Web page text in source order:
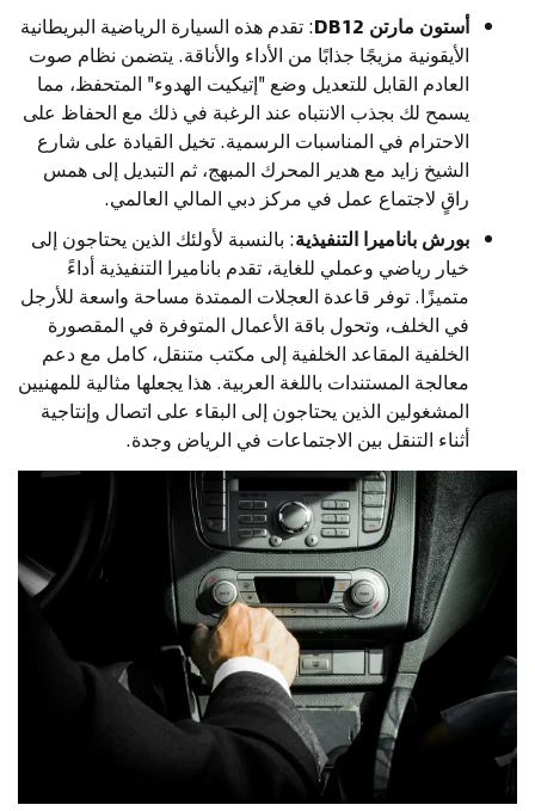
أستون مارتن DB12
: تقدم هذه السيارة الرياضية البريطانية
الأيقونية مزيجًا جذابًا من الأداء والأناقة. يتضمن نظام صوت
العادم القابل للتعديل وضع "إتيكيت الهدوء" المتحفظ، مما
يسمح لك بجذب الانتباه عند الرغبة في ذلك مع الحفاظ على
الاحترام في المناسبات الرسمية. تخيل القيادة على شارع
الشيخ زايد مع هدير المحرك المبهج، ثم التبديل إلى همس
راقٍ لاجتماع عمل في مركز دبي المالي العالمي.
بورش باناميرا التنفيذية: بالنسبة لأولئك الذين يحتاجون إلى
خيار رياضي وعملي للغاية، تقدم باناميرا التنفيذية أداءً
متميزًا. توفر قاعدة العجلات الممتدة مساحة واسعة للأرجل
في الخلف، وتحول باقة الأعمال المتوفرة في المقصورة
الخلفية المقاعد الخلفية إلى مكتب متنقل، كامل مع دعم
معالجة المستندات باللغة العربية. هذا يجعلها مثالية للمهنيين
المشغولين الذين يحتاجون إلى البقاء على اتصال وإنتاجية
أثناء التنقل بين الاجتماعات في الرياض وجدة.